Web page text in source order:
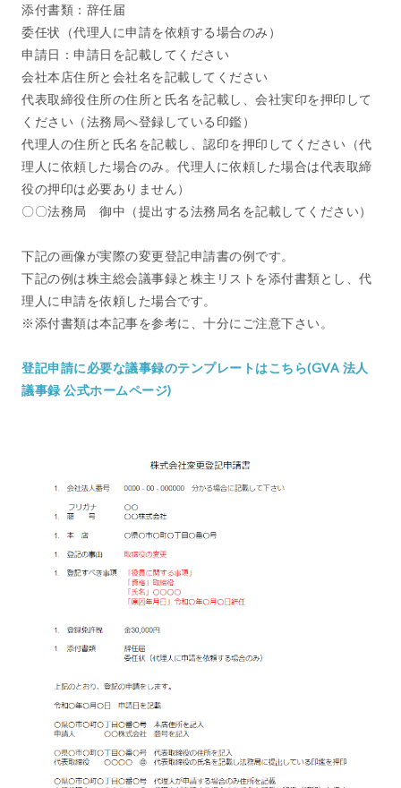
添付書類：辞任届
委任状（代理人に申請を依頼する場合のみ）
申請日：申請日を記載してください
会社本店住所と会社名を記載してください
代表取締役住所の住所と氏名を記載し、会社実印を押印して
ください（法務局へ登録している印鑑）
代理人の住所と氏名を記載し、認印を押印してください（代
理人に依頼した場合のみ。代理人に依頼した場合は代表取締
役の押印は必要ありません）
〇〇法務局 御中（提出する法務局名を記載してください）
下記の画像が実際の変更登記申請書の例です。
下記の例は株主総会議事録と株主リストを添付書類とし、代
理人に申請を依頼した場合です。
※添付書類は本記事を参考に、十分にご注意下さい。
登記申請に必要な議事録のテンプレートはこちら(GVA 法人
議事録 公式ホームページ)